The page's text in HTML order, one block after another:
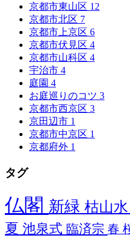
京都市東山区 12
京都市北区 7
京都市上京区 6
京都市伏見区 4
京都市山科区 4
宇治市 4
庭園 4
お庭巡りのコツ 3
京都市西京区 3
京田辺市 1
京都市中京区 1
京都府外 1
タグ
仏閣 新緑 枯山水
夏 池泉式 臨済宗 春